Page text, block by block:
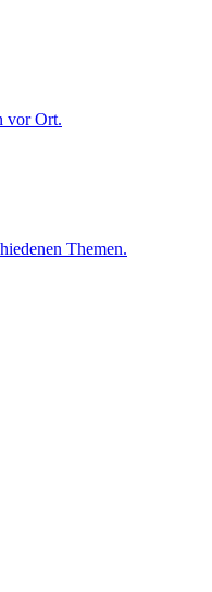
vor Ort.
Themen.